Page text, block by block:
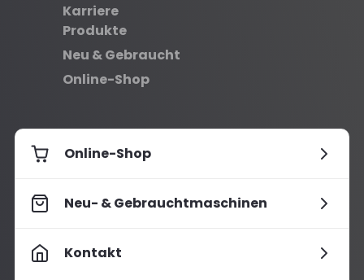
Karriere
Produkte
Neu & Gebraucht
Online-Shop
Online-Shop
Neu- & Gebrauchtmaschinen
Kontakt